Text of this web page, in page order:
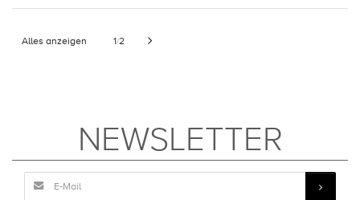
Alles anzeigen 1/2
NEWSLETTER